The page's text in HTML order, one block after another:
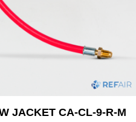
JACKET CA-CL-9-R-M